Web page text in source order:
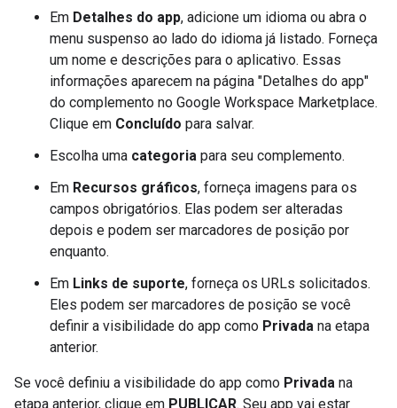
Em Detalhes do app, adicione um idioma ou abra o
menu suspenso ao lado do idioma já listado. Forneça
um nome e descrições para o aplicativo. Essas
informações aparecem na página "Detalhes do app"
do complemento no Google Workspace Marketplace.
Clique em Concluído para salvar.
Escolha uma categoria para seu complemento.
Em Recursos gráficos, forneça imagens para os
campos obrigatórios. Elas podem ser alteradas
depois e podem ser marcadores de posição por
enquanto.
Em Links de suporte, forneça os URLs solicitados.
Eles podem ser marcadores de posição se você
definir a visibilidade do app como Privada na etapa
anterior.
Se você definiu a visibilidade do app como Privada na
etapa anterior, clique em PUBLICAR. Seu app vai estar